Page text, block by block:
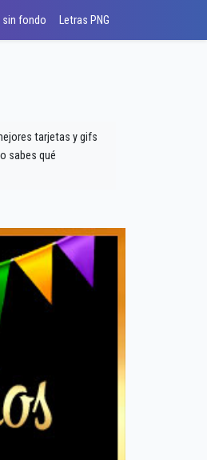
sin fondo Letras PNG
tarjetas y gifs
sabes qué